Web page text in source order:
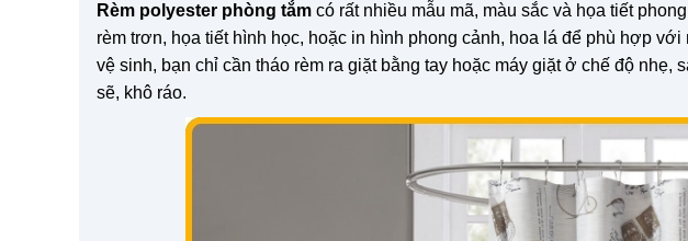
Rèm polyester phòng tắm có rất nhiều mẫu mã, màu sắc và họa tiết
rèm trơn, họa tiết hình học, hoặc in hình phong cảnh, hoa lá để phù hợp
vệ sinh, bạn chỉ cần tháo rèm ra giặt bằng tay hoặc máy giặt ở chế độ nhẹ,
sẽ, khô ráo.